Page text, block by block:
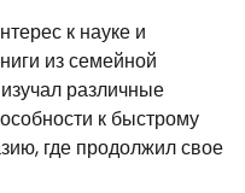
к науке и
из семейной
различные
к быстрому
где продолжил свое